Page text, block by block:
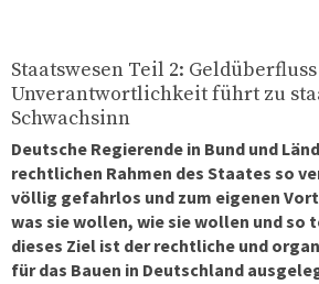
Staatswesen Teil 2:
Unverantwortlichkeit führt zu
Schwachsinn
Deutsche Regierende in Bund und
rechtlichen Rahmen des Staates so
völlig gefahrlos und zum eigenen
was sie wollen, wie sie wollen und so
dieses Ziel ist der rechtliche und
für das Bauen in Deutschland